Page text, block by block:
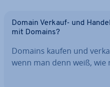
Domain Verkauf- und
mit Domains?
Domains kaufen und
wenn man denn weiß,